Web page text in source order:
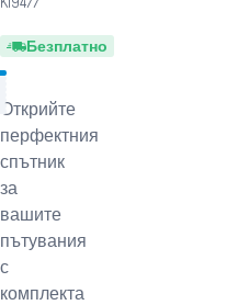
Безплатно
Открийте
перфектния
спътник
за
вашите
пътувания
с
комплекта